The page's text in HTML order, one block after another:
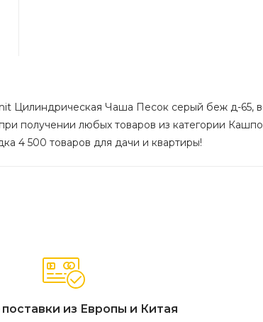
Цилиндрическая Чаша Песок серый беж д-65,
получении любых товаров из категории
4 500 товаров для дачи и квартиры!
из Европы и Китая